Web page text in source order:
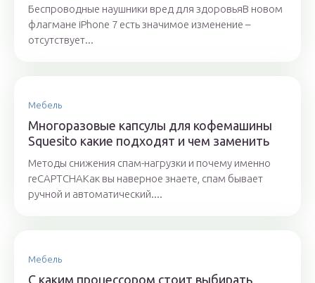
Беспроводные наушники вред для здоровьяВ новом
флагмане iPhone 7 есть значимое изменение –
отсутствует...
Мебель
Многоразовые капсулы для кофемашины
Squesito какие подходят и чем заменить
Методы снижения спам-нагрузки и почему именно
reCAPTCHAКак вы наверное знаете, спам бывает
ручной и автоматический....
Мебель
С каким процессором стоит выбирать